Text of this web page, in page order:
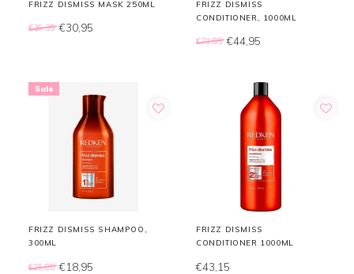
FRIZZ DISMISS MASK 250ML
€36,35 €30,95
FRIZZ DISMISS
CONDITIONER, 1000ML
€71,85 €44,95
Sale
FRIZZ DISMISS SHAMPOO,
300ML
€26,85 €18,95
FRIZZ DISMISS
CONDITIONER 1000ML
€43,15